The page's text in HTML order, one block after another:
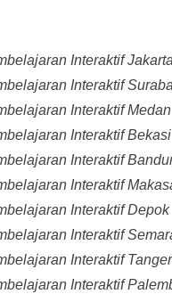
Interaktif
Interaktif
Interaktif Medan
Interaktif Bekasi
Interaktif
Interaktif
Interaktif Depok
Interaktif
Interaktif
Interaktif